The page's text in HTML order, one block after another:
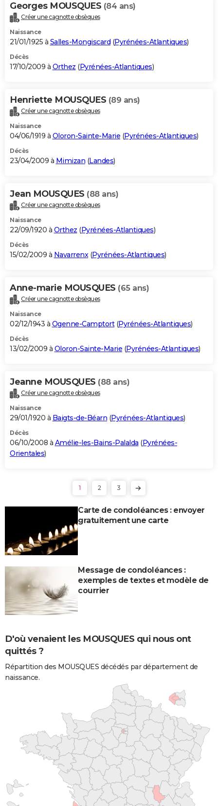
Georges MOUSQUES (84 ans)
Créer une cagnotte obsèques
Naissance
21/01/1925 à Salles-Mongiscard (Pyrénées-Atlantiques)
Décès
17/10/2009 à Orthez (Pyrénées-Atlantiques)
Henriette MOUSQUES (89 ans)
Créer une cagnotte obsèques
Naissance
04/06/1919 à Oloron-Sainte-Marie (Pyrénées-Atlantiques)
Décès
23/04/2009 à Mimizan (Landes)
Jean MOUSQUES (88 ans)
Créer une cagnotte obsèques
Naissance
22/09/1920 à Orthez (Pyrénées-Atlantiques)
Décès
15/02/2009 à Navarrenx(Pyrénées-Atlantiques)
Anne-marie MOUSQUES (65 ans)
Créer une cagnotte obsèques
Naissance
02/12/1943 à Ogenne-Camptort(Pyrénées-Atlantiques)
Décès
13/02/2009 à Oloron-Sainte-Marie (Pyrénées-Atlantiques)
Jeanne MOUSQUES (88 ans)
Créer une cagnotte obsèques
Naissance
29/01/1920 à Baigts-de-Béarn (Pyrénées-Atlantiques)
Décès
06/10/2008 à Amélie-les-Bains-Palalda (Pyrénées-
Orientales)
1 2 3
Carte de condoléances : envoyer
gratuitement une carte
Message de condoléances :
exemples de textes et modèle de
courrier
D'où venaient les MOUSQUES qui nous ont
quittés ?
Répartition des MOUSQUES décédés par département de
naissance.